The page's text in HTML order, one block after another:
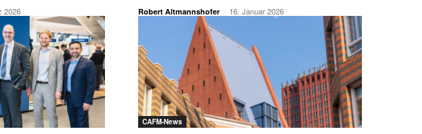
2026 Robert Altmannshofer - 16. Januar 2026
CAFM-News